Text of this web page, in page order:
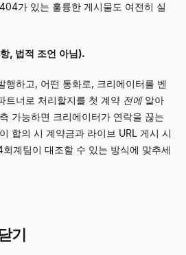
가 있는 훌륭한 게시물도 여전히 실
, 법적 조언 아님).
행하고, 어떤 통화로, 크리에이터를 벤
트너로 처리할지를 첫 계약 전에알아
가능하면 크리에이터가 연락을 끊는
합의 시 계약금과 라이브 URL 게시 시
계팀이 대조할 수 있는 방식에 맞추세
기